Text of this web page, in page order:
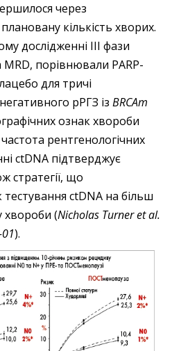
через
кількість хворих.
дослідженні III фази
MRD, порівнювали PARP-
для тричі
рРГЗ із BRCAm
ознак хвороби
рентгенологічних
ctDNA підтверджує
стратегії, що
ctDNA на більш
хвороби (Nicholas Turner et al.
).